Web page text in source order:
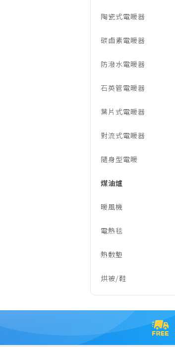
陶瓷式電暖器
碳鹵素電暖器
防潑水電暖器
石英管電暖器
葉片式電暖器
對流式電暖器
隨身型電暖
煤油爐
暖風機
電熱毯
熱敷墊
烘被/鞋